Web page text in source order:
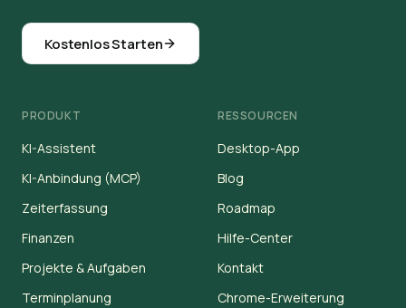
Kostenlos Starten
PRODUKT
KI-Assistent
KI-Anbindung (MCP)
Zeiterfassung
Finanzen
Projekte & Aufgaben
Terminplanung
RESSOURCEN
Desktop-App
Blog
Roadmap
Hilfe-Center
Kontakt
Chrome-Erweiterung